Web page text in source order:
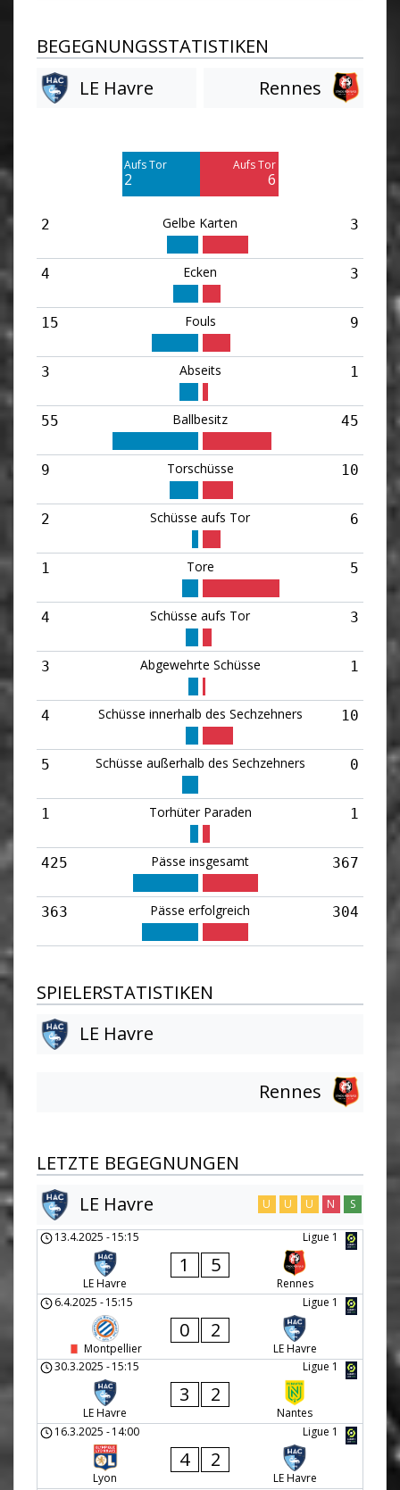
BEGEGNUNGSSTATISTIKEN
LE Havre
Rennes
Aufs Tor
2
Aufs Tor
6
2 Gelbe Karten 3
4 Ecken 3
15 Fouls 9
3 Abseits 1
55 Ballbesitz 45
9 Torschüsse 10
2 Schüsse aufs Tor 6
1 Tore 5
4 Schüsse aufs Tor 3
3 Abgewehrte Schüsse 1
4 Schüsse innerhalb des Sechzehners 10
5 Schüsse außerhalb des Sechzehners 0
1 Torhüter Paraden 1
425 Pässe insgesamt 367
363 Pässe erfolgreich 304
SPIELERSTATISTIKEN
LE Havre
Rennes
LETZTE BEGEGNUNGEN
LE Havre
U U U N S
Ligue 1
13.4.2025 -15:15
LE Havre
1 5
Rennes
Ligue 1
6.4.2025 -15:15
Montpellier
0 2
LE Havre
Ligue 1
30.3.2025 -15:15
LE Havre
3 2
Nantes
Ligue 1
16.3.2025 -14:00
Lyon
4 2
LE Havre